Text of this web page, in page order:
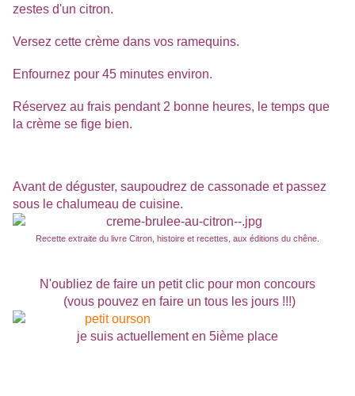
zestes d'un citron.
Versez cette crème dans vos ramequins.
Enfournez pour 45 minutes environ.
Réservez au frais pendant 2 bonne heures, le temps que
la crème se fige bien.
Avant de déguster, saupoudrez de cassonade et passez
sous le chalumeau de cuisine.
Recette extraite du livre Citron, histoire et recettes, aux éditions du chêne.
N'oubliez de faire un petit clic pour mon concours
(vous pouvez en faire un tous les jours !!!)
je suis actuellement en 5ième place